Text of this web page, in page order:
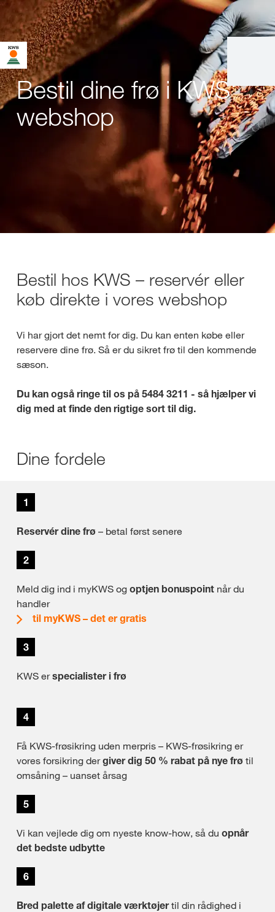
Bestil dine frø i KWS'
webshop
Bestil hos KWS – reservér eller
køb direkte i vores webshop
Vi har gjort det nemt for dig. Du kan enten købe eller
reservere dine frø. Så er du sikret frø til den kommende
sæson.
Du kan også ringe til os på 5484 3211 - så hjælper vi
dig med at finde den rigtige sort til dig.
Dine fordele
1
Reservér dine frø – betal først senere
2
Meld dig ind i myKWS og optjen bonuspoint når du
handler
til myKWS – det er gratis
3
KWS erspecialister i frø
4
Få KWS-frøsikring uden merpris – KWS-frøsikring er
vores forsikring dergiver dig 50 % rabat på nye frø til
omsåning – uanset årsag
5
Vi kan vejlede dig om nyeste know-how, så du opnår
det bedste udbytte
6
Bred palette af digitale værktøjertil din rådighed i